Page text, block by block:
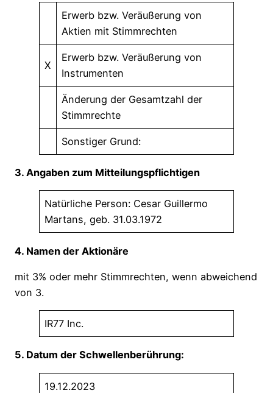
Erwerb bzw. Veräußerung von
Aktien mit Stimmrechten
X
Erwerb bzw. Veräußerung von
Instrumenten
Änderung der Gesamtzahl der
Stimmrechte
Sonstiger Grund:
3. Angaben zum Mitteilungspflichtigen
Natürliche Person: Cesar Guillermo
Martans, geb. 31.03.1972
4. Namen der Aktionäre
mit 3% oder mehr Stimmrechten, wenn abweichend
von 3.
IR77 Inc.
5. Datum der Schwellenberührung:
19.12.2023